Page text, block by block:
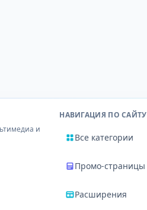
и
НАВИГАЦИЯ ПО САЙТУ
Все категории
Промо-страницы
Расширения